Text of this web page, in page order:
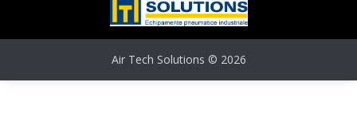
Air Tech Solutions © 2026